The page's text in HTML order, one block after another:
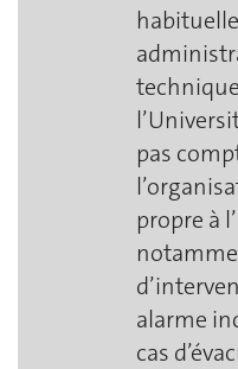
pas
propre à
alarme
cas